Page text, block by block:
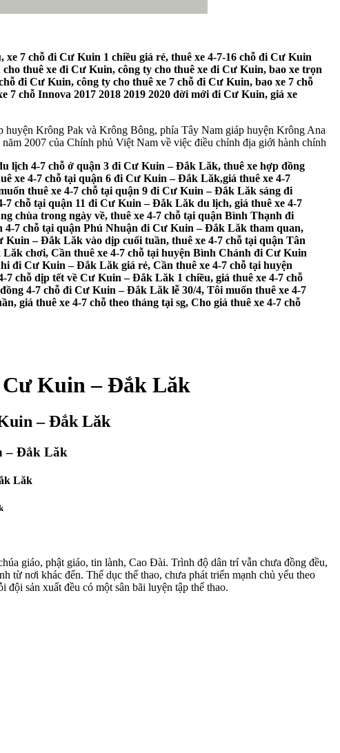
7 chỗ đi Cư Kuin 1 chiều giá rẻ, thuê xe 4-7-16 chỗ đi Cư Kuin
thuê xe đi Cư Kuin, công ty cho thuê xe đi Cư Kuin, bao xe trọn
đi Cư Kuin, công ty cho thuê xe 7 chỗ đi Cư Kuin, bao xe 7 chỗ
chỗ Innova 2017 2018 2019 2020 đời mới đi Cư Kuin, giá xe
Krông Pak và Krông Bông, phía Tây Nam giáp huyện Krông Ana
2007 của Chính phủ Việt Nam về việc điều chỉnh địa giới hành chính
lịch 4-7 chỗ ở quận 3 đi Cư Kuin – Đắk Lăk, thuê xe hợp đồng
xe 4-7 chỗ tại quận 6 đi Cư Kuin – Đắk Lăk,giá thuê xe 4-7
thuê xe 4-7 chỗ tại quận 9 đi Cư Kuin – Đắk Lăk sáng đi
7 chỗ tại quận 11 đi Cư Kuin – Đắk Lăk du lịch, giá thuê xe 4-7
chùa trong ngày về, thuê xe 4-7 chỗ tại quận Bình Thạnh đi
7 chỗ tại quận Phú Nhuận đi Cư Kuin – Đắk Lăk tham quan,
– Đắk Lăk vào dịp cuối tuần, thuê xe 4-7 chỗ tại quận Tân
chơi, Cần thuê xe 4-7 chỗ tại huyện Bình Chánh đi Cư Kuin
đi Cư Kuin – Đắk Lăk giá rẻ, Cần thuê xe 4-7 chỗ tại huyện
chỗ dịp tết về Cư Kuin – Đắk Lăk 1 chiều, giá thuê xe 4-7 chỗ
4-7 chỗ đi Cư Kuin – Đắk Lăk lễ 30/4, Tôi muốn thuê xe 4-7
giá thuê xe 4-7 chỗ theo tháng tại sg, Cho giá thuê xe 4-7 chỗ
Cư Kuin – Đắk Lăk
– Đắk Lăk
– Đắk Lăk
Lăk
giáo, phật giáo, tin lành, Cao Đài. Trình độ dân trí vẫn chưa đồng đều,
nơi khác đến. Thể dục thể thao, chưa phát triển mạnh chủ yếu theo
sản xuất đều có một sân bãi luyện tập thể thao.